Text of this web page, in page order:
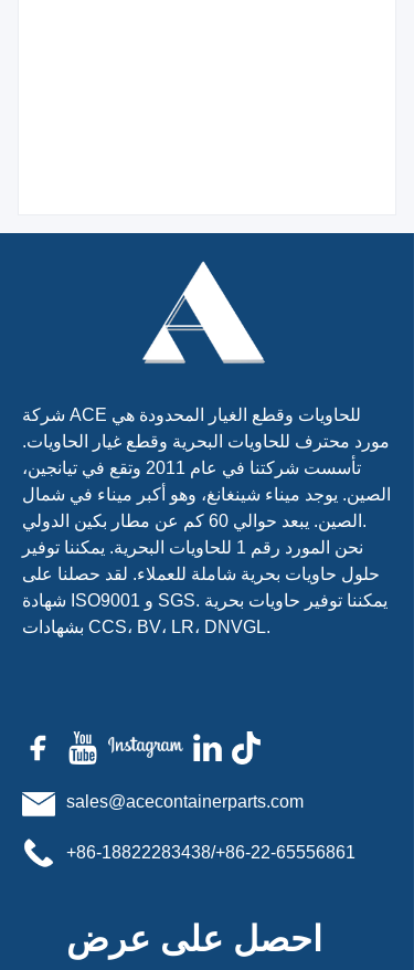
شركة ACE للحاويات وقطع الغيار المحدودة هي
مورد محترف للحاويات البحرية وقطع غيار الحاويات.
تأسست شركتنا في عام 2011 وتقع في تيانجين،
الصين. يوجد ميناء شينغانغ، وهو أكبر ميناء في شمال
الصين. يبعد حوالي 60 كم عن مطار بكين الدولي.
نحن المورد رقم 1 للحاويات البحرية. يمكننا توفير
حلول حاويات بحرية شاملة للعملاء. لقد حصلنا على
شهادة ISO9001 و SGS. يمكننا توفير حاويات بحرية
بشهادات CCS، BV، LR، DNVGL.
sales@acecontainerparts.com
+86-18822283438/+86-22-65556861
احصل على عرض